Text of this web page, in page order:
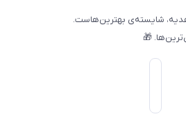
هدیه، شایسته‌ی بهترین‌هاست.
🎁